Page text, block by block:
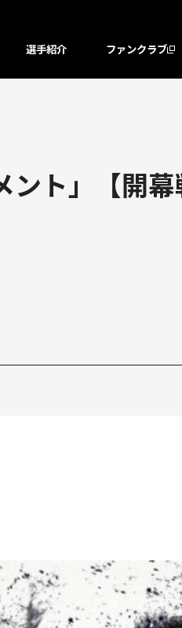
選手紹介 ファンクラブ
ント」【開